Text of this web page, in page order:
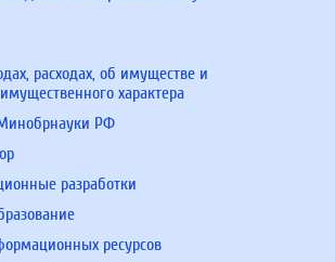
расходах, об имуществе и
характера
РФ
разработки
ресурсов